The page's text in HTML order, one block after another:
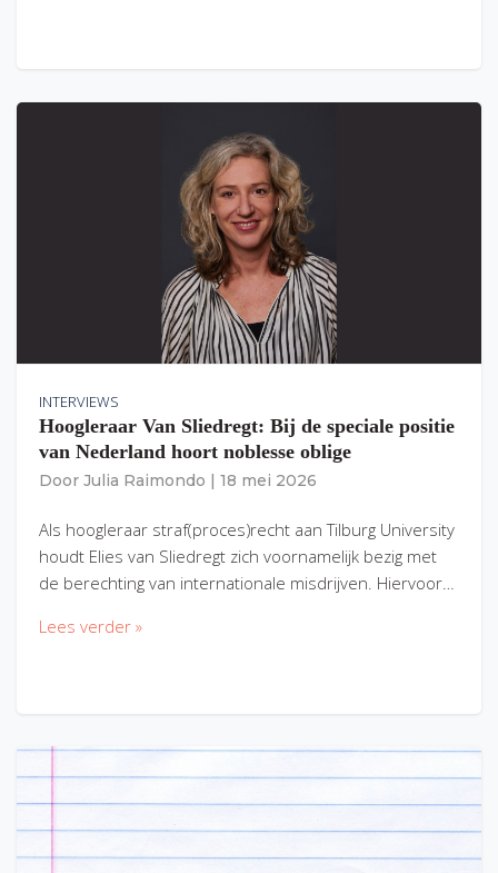
INTERVIEWS
Hoogleraar Van Sliedregt: Bij de speciale positie
van Nederland hoort noblesse oblige
Door Julia Raimondo 18 mei 2026
Als hoogleraar straf(proces)recht aan Tilburg University
houdt Elies van Sliedregt zich voornamelijk bezig met
de berechting van internationale misdrijven. Hiervoor…
Lees verder »